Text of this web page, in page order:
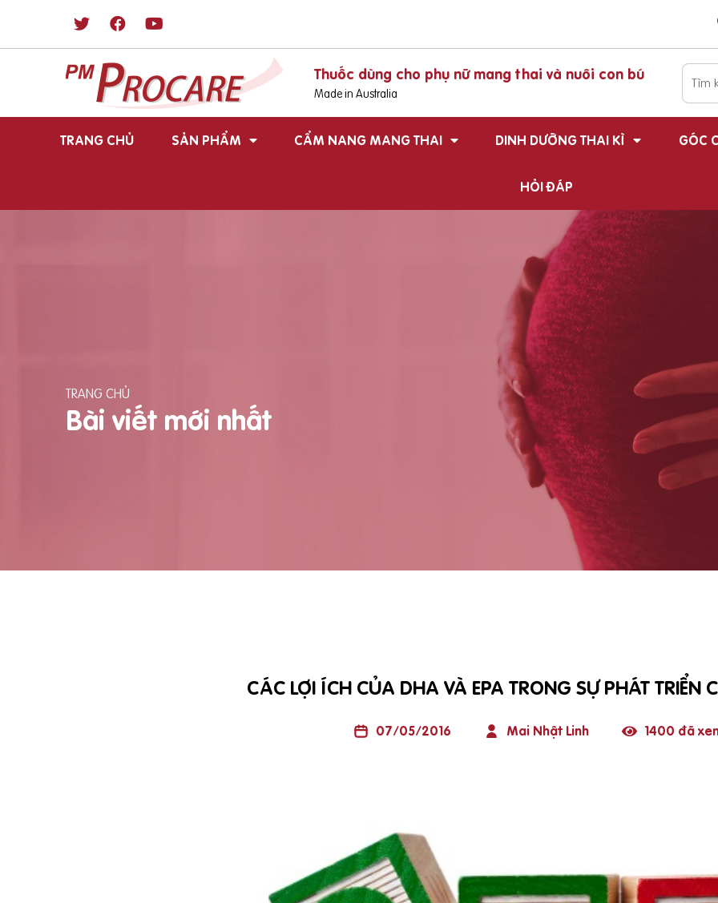
Thuốc dùng cho phụ nữ mang thai và nuôi con bú
Made in Australia
TRANG CHỦ SẢN PHẨM CẨM NANG MANG THAI DINH DƯỠNG THAI KÌ GÓC
HỎI ĐÁP
TRANG CHỦ
Bài viết mới nhất
CÁC LỢI ÍCH CỦA DHA VÀ EPA TRONG SỰ PHÁT TRIỂN
07/05/2016 Mai Nhật Linh 1400 đã